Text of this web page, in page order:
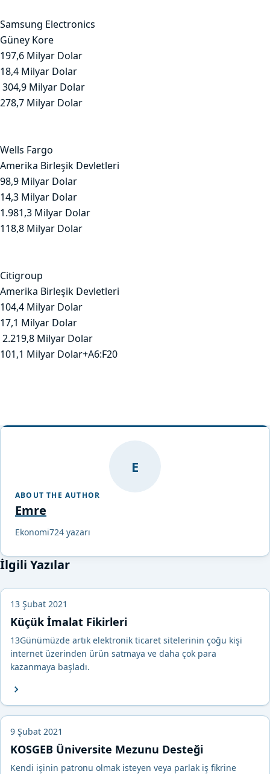
Samsung Electronics
Güney Kore
197,6 Milyar Dolar
18,4 Milyar Dolar
304,9 Milyar Dolar
278,7 Milyar Dolar
Wells Fargo
Amerika Birleşik Devletleri
98,9 Milyar Dolar
14,3 Milyar Dolar
1.981,3 Milyar Dolar
118,8 Milyar Dolar
Citigroup
Amerika Birleşik Devletleri
104,4 Milyar Dolar
17,1 Milyar Dolar
2.219,8 Milyar Dolar
101,1 Milyar Dolar+A6:F20
E
ABOUT THE AUTHOR
Emre
Ekonomi724 yazarı
İlgili Yazılar
13 Şubat 2021
Küçük İmalat Fikirleri
13Günümüzde artık elektronik ticaret sitelerinin çoğu kişi
internet üzerinden ürün satmaya ve daha çok para
kazanmaya başladı.
9 Şubat 2021
KOSGEB Üniversite Mezunu Desteği
Kendi işinin patronu olmak isteyen veya parlak iş fikrine